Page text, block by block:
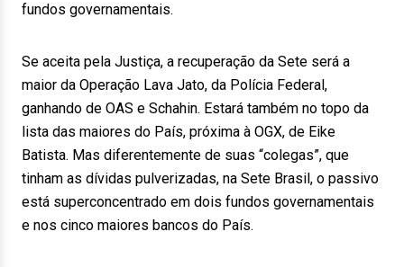
fundos governamentais.
Se aceita pela Justiça, a recuperação da Sete será a
maior da Operação Lava Jato, da Polícia Federal,
ganhando de OAS e Schahin. Estará também no topo da
lista das maiores do País, próxima à OGX, de Eike
Batista. Mas diferentemente de suas “colegas”, que
tinham as dívidas pulverizadas, na Sete Brasil, o passivo
está superconcentrado em dois fundos governamentais
e nos cinco maiores bancos do País.